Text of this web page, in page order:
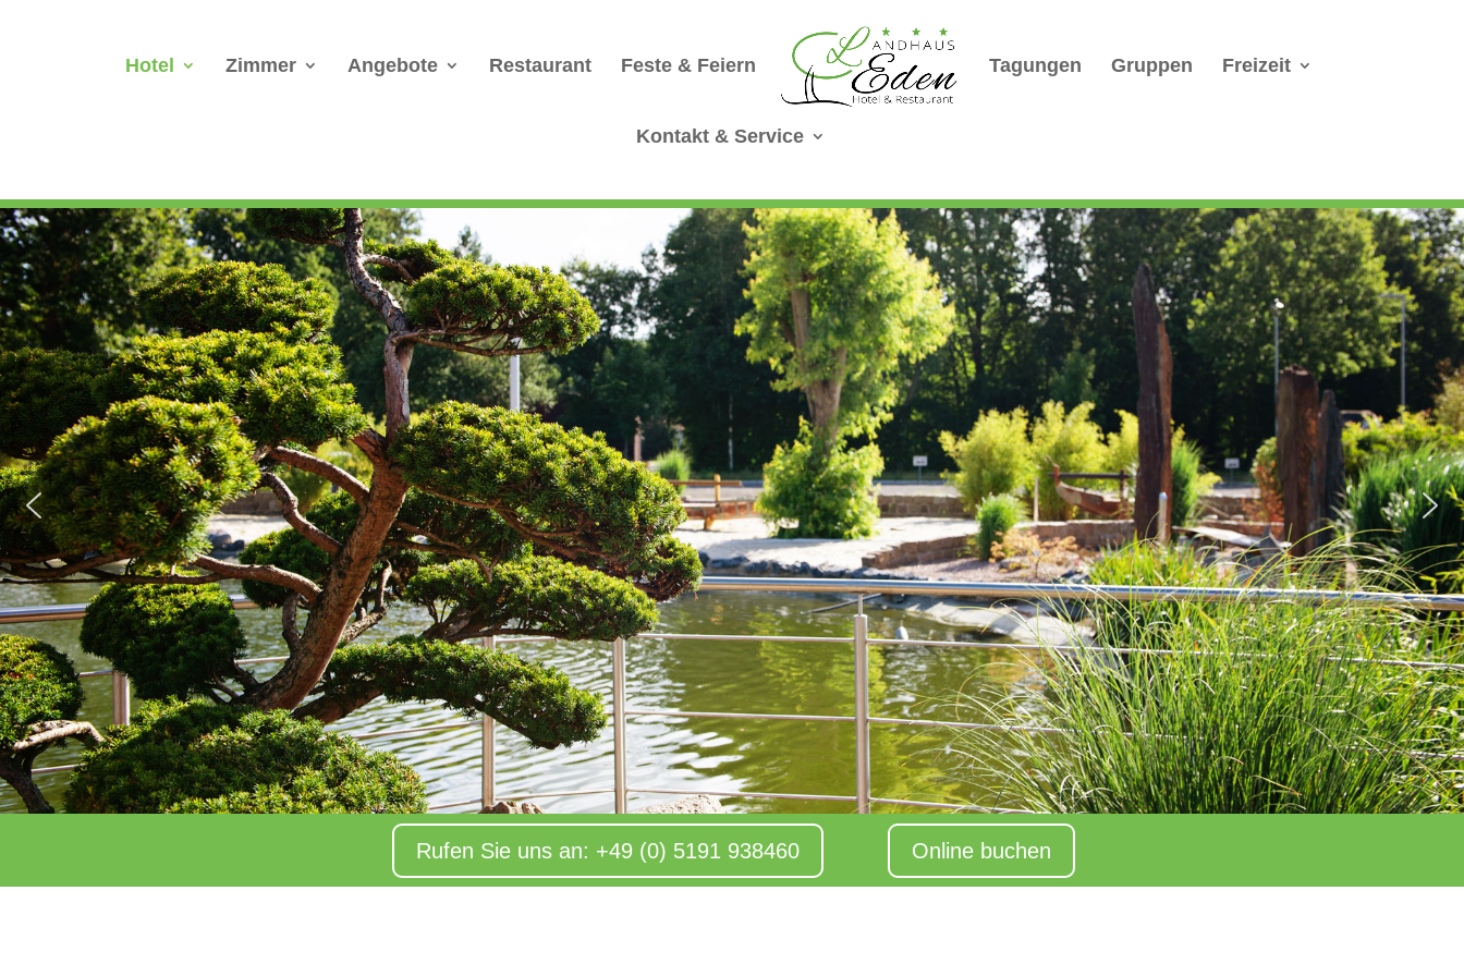
Hotel Zimmer Angebote Restaurant Feste & Feiern Tagungen Gruppen Freizeit
Kontakt & Service
Rufen Sie uns an: +49 (0) 5191 938460 Online buchen